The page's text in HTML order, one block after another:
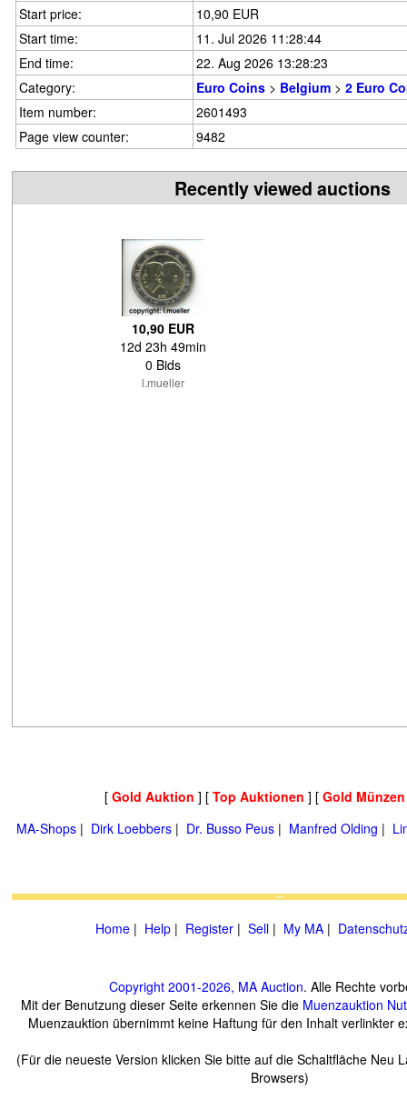
Start price:
10,90 EUR
Start time:
11. Jul 2026 11:28:44
End time:
22. Aug 2026 13:28:23
Category:
Euro Coins > Belgium > 2 Euro
Item number:
2601493
Page view counter:
9482
Recently viewed auctions
10,90 EUR
12d 23h 49min
0 Bids
l.mueller
[ Gold Auktion ] [ Top Auktionen ] [ Gold
MA-Shops | Dirk Loebbers | Dr. Busso Peus | Manfred Olding |
Home | Help | Register | Sell | My MA |
Copyright 2001-2026, MA Auction. Alle Rechte
Mit der Benutzung dieser Seite erkennen Sie die Muenzauktion
Muenzauktion übernimmt keine Haftung für den Inhalt verlinkter
(Für die neueste Version klicken Sie bitte auf die Schaltfläche Neu
Browsers)